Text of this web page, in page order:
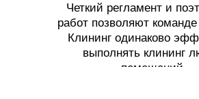
Четкий регламент и
работ позволяют
Клининг одинаково
выполнять клининг
помещений.